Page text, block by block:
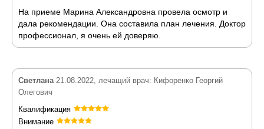
На приеме Марина Александровна провела осмотр и
дала рекомендации. Она составила план лечения. Доктор
профессионал, я очень ей доверяю.
Светлана21.08.2022, лечащий врач: Кифоренко Георгий
Олегович
Квалификация
Внимание